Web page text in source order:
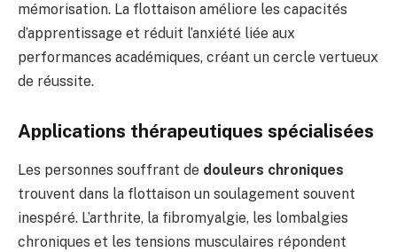
mémorisation. La flottaison améliore les capacités
d’apprentissage et réduit l’anxiété liée aux
performances académiques, créant un cercle vertueux
de réussite.
Applications thérapeutiques spécialisées
Les personnes souffrant de douleurs chroniques
trouvent dans la flottaison un soulagement souvent
inespéré. L’arthrite, la fibromyalgie, les lombalgies
chroniques et les tensions musculaires répondent